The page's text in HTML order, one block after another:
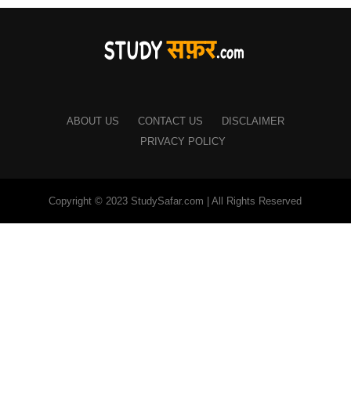
ABOUT US CONTACT US
DISCLAIMER
PRIVACY POLICY
Copyright © 2023 StudySafar.com | All Rights Reserved